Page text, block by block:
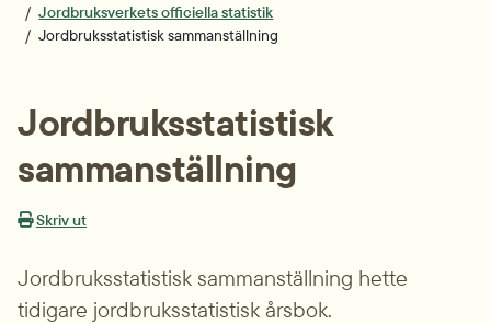
Jordbruksverkets officiella statistik
Jordbruksstatistisk sammanställning
Jordbruksstatistisk
sammanställning
Skriv ut
Jordbruksstatistisk sammanställning hette
tidigare jordbruksstatistisk årsbok.